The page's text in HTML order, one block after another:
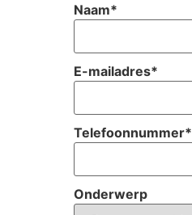
Naam*
E-mailadres*
Telefoonnummer*
Onderwerp